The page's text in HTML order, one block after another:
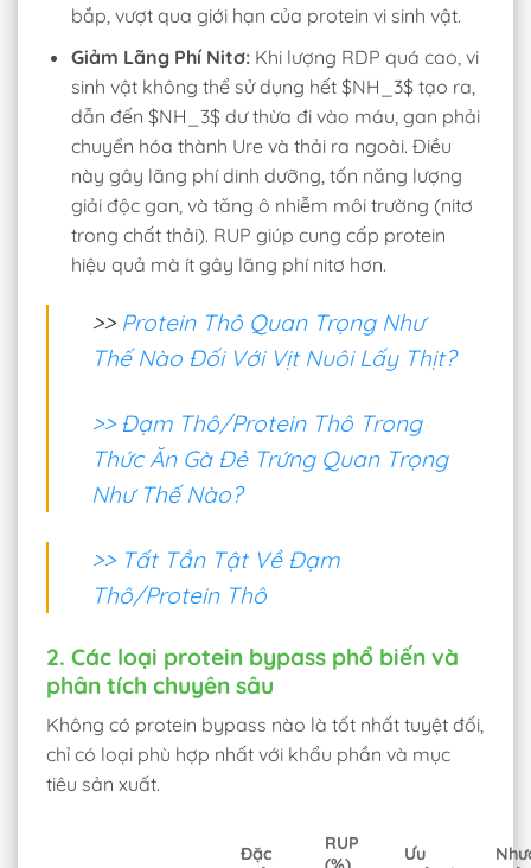
bắp, vượt qua giới hạn của protein vi sinh vật.
Giảm Lãng Phí Nitơ:Khi lượng RDP quá cao, vi
sinh vật không thể sử dụng hết $NH_3$ tạo ra,
dẫn đến $NH_3$ dư thừa đi vào máu, gan phải
chuyển hóa thành Ure và thải ra ngoài. Điều
này gây lãng phí dinh dưỡng, tốn năng lượng
giải độc gan, và tăng ô nhiễm môi trường (nitơ
trong chất thải). RUP giúp cung cấp protein
hiệu quả mà ít gây lãng phí nitơ hơn.
>> Protein Thô Quan Trọng Như
Thế Nào Đối Với Vịt Nuôi Lấy Thịt?
>> Đạm Thô/Protein Thô Trong
Thức Ăn Gà Đẻ Trứng Quan Trọng
Như Thế Nào?
>> Tất Tần Tật Về Đạm
Thô/Protein Thô
2. Các loại protein bypass phổ biến và
phân tích chuyên sâu
Không có protein bypass nào là tốt nhất tuyệt đối,
chỉ có loại phù hợp nhất với khẩu phần và mục
tiêu sản xuất.
Đặc
RUP
Ưu